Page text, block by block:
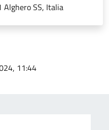
Alghero SS, Italia
11:44